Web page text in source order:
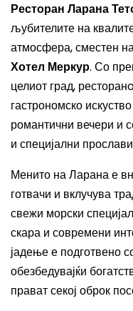
Ресторан Ларана
љубителите на
атмосфера, сместен
Хотел Меркур. Со
целиот град,
гастрономско
романтични вечери и
и специјални
Менито на Ларана е
готвачи и вклучува
свежи морски
скара и современи
јадење е подготвено
обезбедувајќи
прават секој оброк